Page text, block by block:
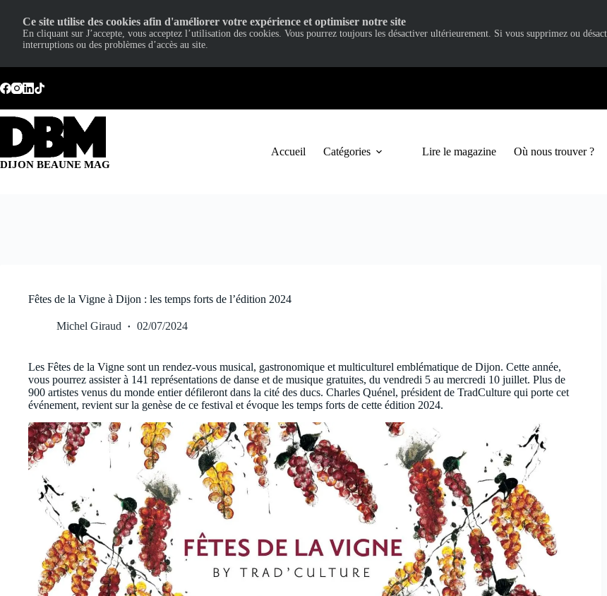
au
contenu
DIJON BEAUNE MAG
Accueil Catégories Lire le magazine Où nous trouver ?
Fêtes de la Vigne à Dijon : les temps forts de l’édition 2024
Michel Giraud 02/07/2024
Les Fêtes de la Vigne sont un rendez-vous musical, gastronomique et multiculturel emblématique de Dijon. Cette année,
vous pourrez assister à 141 représentations de danse et de musique gratuites, du vendredi 5 au mercredi 10 juillet. Plus de
900 artistes venus du monde entier défileront dans la cité des ducs. Charles Quénel, président de TradCulture qui porte cet
événement, revient sur la genèse de ce festival et évoque les temps forts de cette édition 2024.
Ce site utilise des cookies afin d'améliorer votre expérience et optimiser notre site
En cliquant sur J’accepte, vous acceptez l’utilisation des cookies. Vous pourrez toujours les désactiver ultérieurement. Si vous supprimez ou
interruptions ou des problèmes d’accès au site.